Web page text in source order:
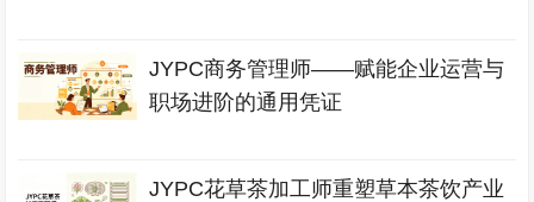
JYPC商务管理师——赋能企业运营与
职场进阶的通用凭证
JYPC花草茶加工师重塑草本茶饮产业